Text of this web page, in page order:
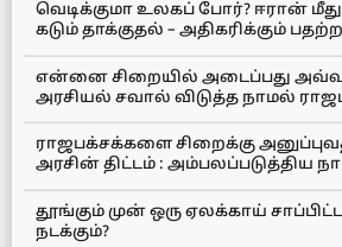
வெடிக்குமா உலகப் போர்? ஈரான்
கடும் தாக்குதல் – அதிகரிக்கும்
என்னை சிறையில் அடைப்பது
அரசியல் சவால் விடுத்த நாமல்
ராஜபக்சக்களை சிறைக்கு
அரசின் திட்டம் : அம்பலப்படுத்திய
தூங்கும் முன் ஒரு ஏலக்காய்
நடக்கும்?